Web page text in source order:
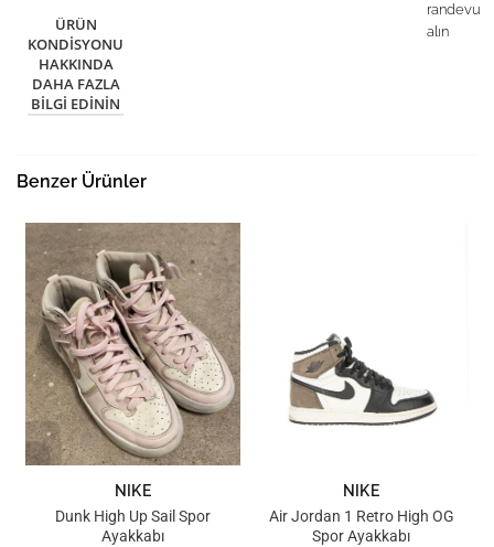
ÜRÜN
KONDISYONU
HAKKINDA
DAHA FAZLA
BILGI EDININ
randevu
alın
Benzer Ürünler
NIKE
Dunk High Up Sail Spor
Ayakkabı
NIKE
Air Jordan 1 Retro High OG
Spor Ayakkabı